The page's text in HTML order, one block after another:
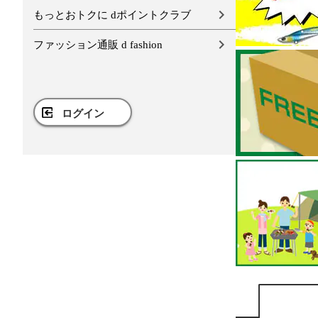
もっとおトクに dポイントクラブ
ファッション通販 d fashion
ログイン